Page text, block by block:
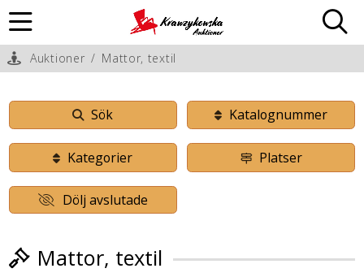
Auktioner / Mattor, textil
Sök Katalognummer
Kategorier Platser
Dölj avslutade
Mattor, textil